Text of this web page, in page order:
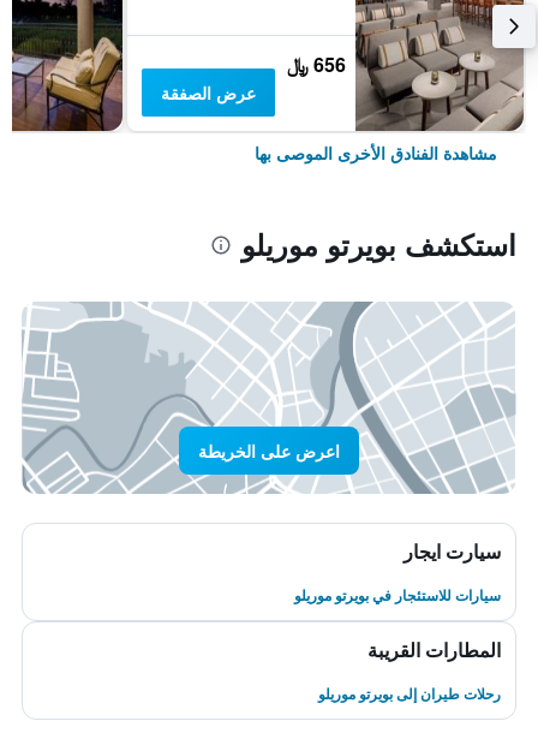
656 ﷼
عرض الصفقة
مشاهدة الفنادق الأخرى الموصى بها
استكشف بويرتو موريلو
اعرض على الخريطة
سيارت ايجار
سيارات للاستئجار في بويرتو موريلو
المطارات القريبة
رحلات طيران إلى بويرتو موريلو